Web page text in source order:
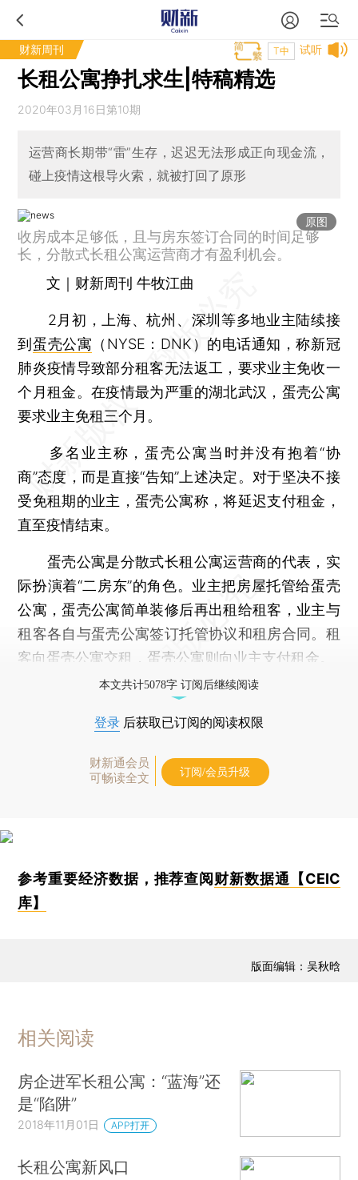
财新周刊 试听
T中
长租公寓挣扎求生|特稿精选
2020年03月16日第10期
运营商长期带“雷”生存，迟迟无法形成正向现金流，
碰上疫情这根导火索，就被打回了原形
原图
收房成本足够低，且与房东签订合同的时间足够
长，分散式长租公寓运营商才有盈利机会。
文｜财新周刊 牛牧江曲
2月初，上海、杭州、深圳等多地业主陆续接
到 蛋壳公寓 （NYSE：DNK）的电话通知，称新冠
肺炎疫情导致部分租客无法返工，要求业主免收一
个月租金。在疫情最为严重的湖北武汉，蛋壳公寓
要求业主免租三个月。
多名业主称，蛋壳公寓当时并没有抱着“协
商”态度，而是直接“告知”上述决定。对于坚决不接
受免租期的业主，蛋壳公寓称，将延迟支付租金，
直至疫情结束。
蛋壳公寓是分散式长租公寓运营商的代表，实
际扮演着“二房东”的角色。业主把房屋托管给蛋壳
公寓，蛋壳公寓简单装修后再出租给租客，业主与
租客各自与蛋壳公寓签订托管协议和租房合同。租
客向蛋壳公寓交租，蛋壳公寓则向业主支付租金。
本文共计5078字 订阅后继续阅读
登录 后获取已订阅的阅读权限
财新通会员
可畅读全文
订阅/会员升级
参考重要经济数据，推荐查阅 财新数据通【CEIC
库】
版面编辑：吴秋晗
相关阅读
房企进军长租公寓：“蓝海”还
是“陷阱”
2018年11月01日 APP打开
长租公寓新风口